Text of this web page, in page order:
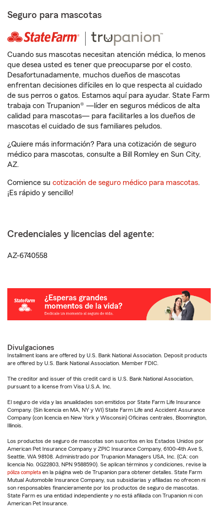
Seguro para mascotas
Cuando sus mascotas necesitan atención médica, lo menos
que desea usted es tener que preocuparse por el costo.
Desafortunadamente, muchos dueños de mascotas
enfrentan decisiones difíciles en lo que respecta al cuidado
de sus perros o gatos. Estamos aquí para ayudar. State Farm
trabaja con Trupanion® —líder en seguros médicos de alta
calidad para mascotas— para facilitarles a los dueños de
mascotas el cuidado de sus familiares peludos.
¿Quiere más información? Para una cotización de seguro
médico para mascotas, consulte a Bill Romley en Sun City,
AZ.
Comience su cotización de seguro médico para mascotas.
¡Es rápido y sencillo!
Credenciales y licencias del agente:
AZ-6740558
Divulgaciones
Installment loans are offered by U.S. Bank National Association. Deposit products
are offered by U.S. Bank National Association. Member FDIC.
The creditor and issuer of this credit card is U.S. Bank National Association,
pursuant to a license from Visa U.S.A. Inc.
El seguro de vida y las anualidades son emitidos por State Farm Life Insurance
Company. (Sin licencia en MA, NY y WI) State Farm Life and Accident Assurance
Company (con licencia en New York y Wisconsin) Oficinas centrales, Bloomington,
Illinois.
Los productos de seguro de mascotas son suscritos en los Estados Unidos por
American Pet Insurance Company y ZPIC Insurance Company, 6100-4th Ave S,
Seattle, WA 98108. Administrado por Trupanion Managers USA, Inc. (CA: con
licencia No. 0G22803, NPN 9588590). Se aplican términos y condiciones, revise la
póliza completa en la página web de Trupanion para obtener detalles. State Farm
Mutual Automobile Insurance Company, sus subsidiarias y afiliadas no ofrecen ni
son responsables financieramente por los productos de seguro de mascotas.
State Farm es una entidad independiente y no está afiliada con Trupanion ni con
American Pet Insurance.